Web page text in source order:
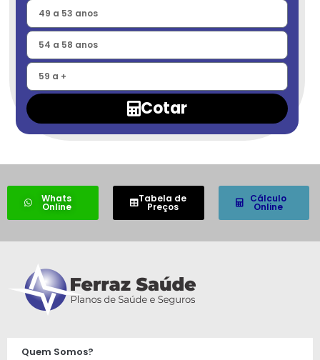
Cotar
Whats
Online
Tabela de
Preços
Cálculo
Online
Quem Somos?